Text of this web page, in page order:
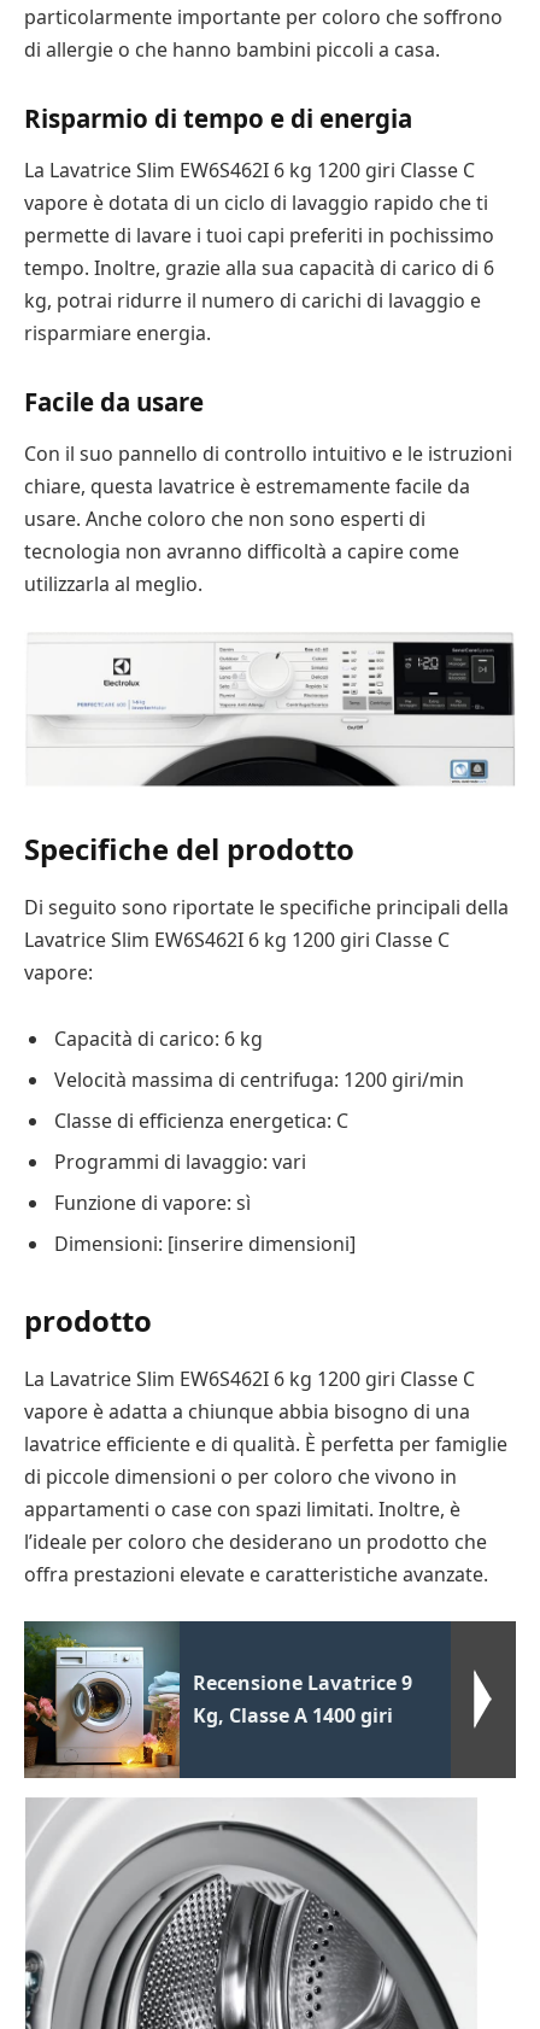
particolarmente importante per coloro che soffrono
di allergie o che hanno bambini piccoli a casa.
Risparmio di tempo e di energia
La Lavatrice Slim EW6S462I 6 kg 1200 giri Classe C
vapore è dotata di un ciclo di lavaggio rapido che ti
permette di lavare i tuoi capi preferiti in pochissimo
tempo. Inoltre, grazie alla sua capacità di carico di 6
kg, potrai ridurre il numero di carichi di lavaggio e
risparmiare energia.
Facile da usare
Con il suo pannello di controllo intuitivo e le istruzioni
chiare, questa lavatrice è estremamente facile da
usare. Anche coloro che non sono esperti di
tecnologia non avranno difficoltà a capire come
utilizzarla al meglio.
Specifiche del prodotto
Di seguito sono riportate le specifiche principali della
Lavatrice Slim EW6S462I 6 kg 1200 giri Classe C
vapore:
Capacità di carico: 6 kg
Velocità massima di centrifuga: 1200 giri/min
Classe di efficienza energetica: C
Programmi di lavaggio: vari
Funzione di vapore: sì
Dimensioni: [inserire dimensioni]
prodotto
La Lavatrice Slim EW6S462I 6 kg 1200 giri Classe C
vapore è adatta a chiunque abbia bisogno di una
lavatrice efficiente e di qualità. È perfetta per famiglie
di piccole dimensioni o per coloro che vivono in
appartamenti o case con spazi limitati. Inoltre, è
l’ideale per coloro che desiderano un prodotto che
offra prestazioni elevate e caratteristiche avanzate.
Recensione Lavatrice 9
Kg, Classe A 1400 giri